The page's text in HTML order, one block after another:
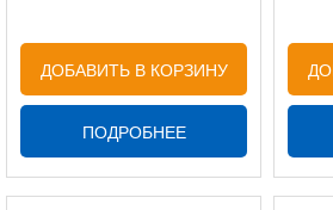
ДОБАВИТЬ В КОРЗИНУ
ПОДРОБНЕЕ